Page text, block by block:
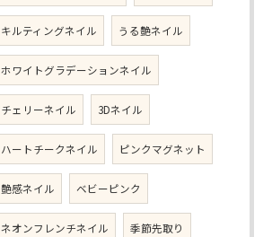
キルティングネイル うる艶ネイル
ホワイトグラデーションネイル
チェリーネイル 3Dネイル
ハートチークネイル ピンクマグネット
艶感ネイル ベビーピンク
ネオンフレンチネイル 季節先取り